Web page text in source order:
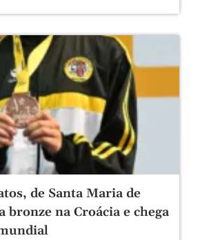
de Santa Maria de
bronze na Croácia e chega